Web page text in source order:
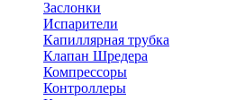
Заслонки
Испарители
Капиллярная трубка
Клапан Шредера
Компрессоры
Контроллеры